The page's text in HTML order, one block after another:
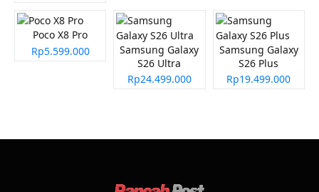
Poco X8 Pro
Rp5.599.000
Samsung Galaxy
S26 Ultra
Rp24.499.000
Samsung Galaxy
S26 Plus
Rp19.499.000